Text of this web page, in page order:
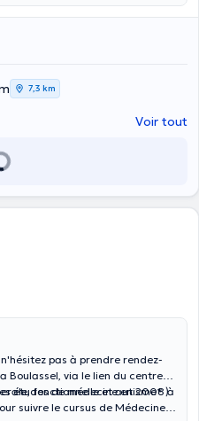
ou pour demander des
l’appelant au numéro indiqué
généraliste, elle consulte au
à Zaventem (Lenneke
situé à Woluwe-Saint-Pierre
7,3 km
Voir tout
pas à prendre rendez-
Boulassel, via le lien du centre
fonctionnelle et autisme* )
études de médecine en 2008 à
suivre le cursus de Médecine